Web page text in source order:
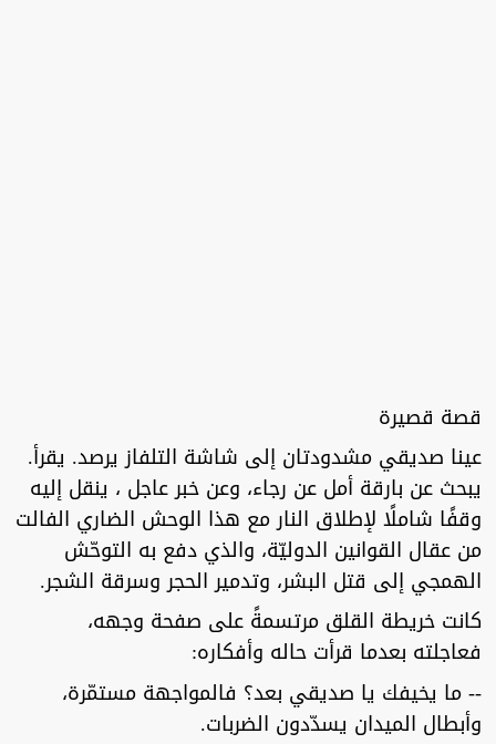
قصة قصيرة
عينا صديقي مشدودتان إلى شاشة التلفاز يرصد. يقرأ.
يبحث عن بارقة أمل عن رجاء، وعن خبر عاجل ، ينقل إليه
وقفًا شاملًا لإطلاق النار مع هذا الوحش الضاري الفالت
من عقال القوانين الدوليّة، والذي دفع به التوحّش
الهمجي إلى قتل البشر، وتدمير الحجر وسرقة الشجر.
كانت خريطة القلق مرتسمةً على صفحة وجهه،
فعاجلته بعدما قرأت حاله وأفكاره:
-- ما يخيفك يا صديقي بعد؟ فالمواجهة مستمّرة،
وأبطال الميدان يسدّدون الضربات.